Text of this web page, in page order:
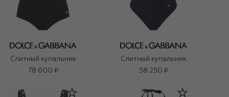
Слитный купальник
78 600 ₽
Слитный купальник
58 250 ₽